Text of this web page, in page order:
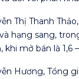
Thị Thanh
hạng sang,
khi mở bán là
Hương, Tổng